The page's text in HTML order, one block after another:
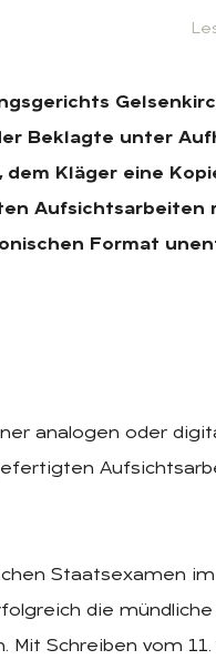
Beklagte unter
Kläger eine
Aufsichtsarbeiten
Format
analogen oder
Staatsexamen im
die
Schreiben vom